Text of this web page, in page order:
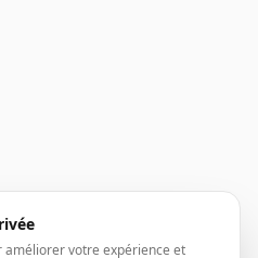
améliorer votre expérience et